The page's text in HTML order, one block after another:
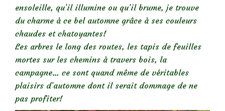
ensoleille, qu’il illumine ou qu’il brume, je trouve
du charme à ce bel automne grâce à ses couleurs
chaudes et chatoyantes!
Les arbres le long des routes, les tapis de feuilles
mortes sur les chemins à travers bois, la
campagne… ce sont quand même de véritables
plaisirs d’automne dont il serait dommage de ne
pas profiter!